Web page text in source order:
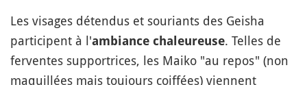
Les visages détendus et souriants des Geisha
participent à l'ambiance chaleureuse. Telles de
ferventes supportrices, les Maiko "au repos" (non
maquillées mais toujours coiffées) viennent